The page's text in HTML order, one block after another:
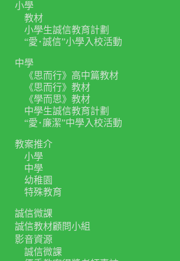
小學
教材
小學生誠信教育計劃
“愛･誠信”小學入校活動
中學
《思而行》高中篇教材
《思而行》教材
《學而思》教材
中學生誠信教育計劃
“愛･廉潔”中學入校活動
教案推介
小學
中學
幼稚園
特殊教育
誠信微課
誠信教材顧問小組
影音資源
誠信微課